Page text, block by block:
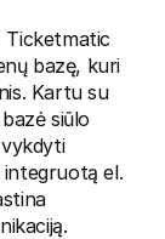
Ticketmatic
bazę, kuri
Kartu su
siūlo
integruotą el.